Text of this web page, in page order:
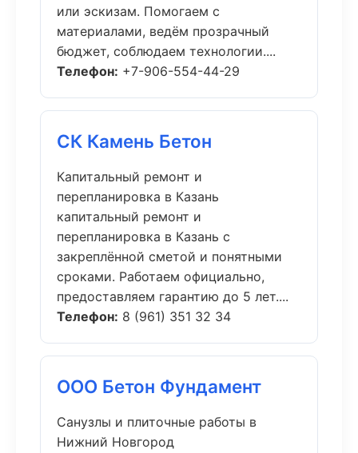
или эскизам. Помогаем с
материалами, ведём прозрачный
бюджет, соблюдаем технологии....
Телефон: +7-906-554-44-29
СК Камень Бетон
Капитальный ремонт и
перепланировка в Казань
капитальный ремонт и
перепланировка в Казань с
закреплённой сметой и понятными
сроками. Работаем официально,
предоставляем гарантию до 5 лет....
Телефон: 8 (961) 351 32 34
ООО Бетон Фундамент
Санузлы и плиточные работы в
Нижний Новгород